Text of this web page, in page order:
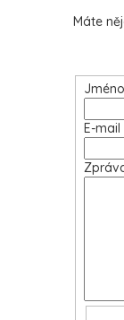
Máte
E-mail